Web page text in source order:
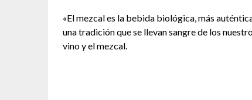
«El mezcal es la bebida biológica, más
una tradición que se llevan sangre de los
vino y el mezcal.